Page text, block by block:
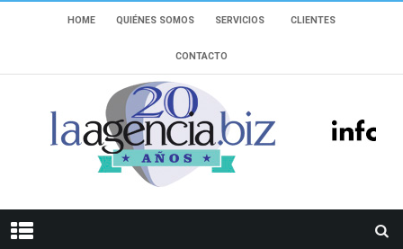
HOME QUIÉNES SOMOS SERVICIOS CLIENTES
CONTACTO